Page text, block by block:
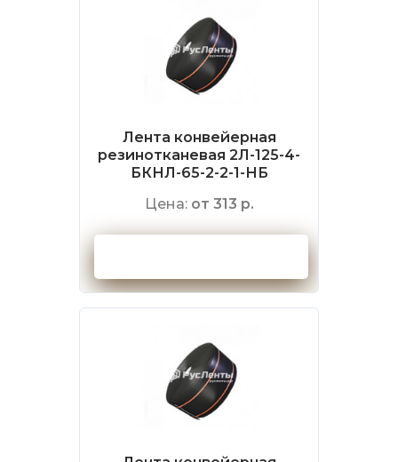
Лента конвейерная
резинотканевая 2Л-125-4-
БКНЛ-65-2-2-1-НБ
Цена: от 313 р.